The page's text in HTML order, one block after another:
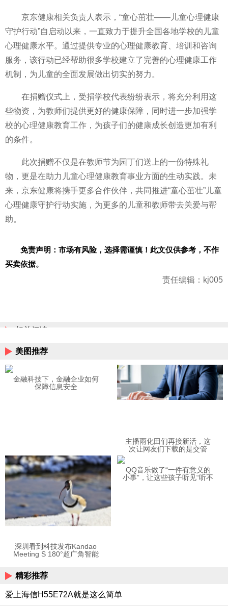
京东健康相关负责人表示，“童心茁壮——儿童心理健康
守护行动”自启动以来，一直致力于提升全国各地学校的儿童
心理健康水平。通过提供专业的心理健康教育、培训和咨询
服务，该行动已经帮助很多学校建立了完善的心理健康工作
机制，为儿童的全面发展做出切实的努力。
在捐赠仪式上，受捐学校代表纷纷表示，将充分利用这
些物资，为教师们提供更好的健康保障，同时进一步加强学
校的心理健康教育工作，为孩子们的健康成长创造更加有利
的条件。
此次捐赠不仅是在教师节为园丁们送上的一份特殊礼
物，更是在助力儿童心理健康教育事业方面的生动实践。未
来，京东健康将携手更多合作伙伴，共同推进“童心茁壮”儿童
心理健康守护行动实施，为更多的儿童和教师带去关爱与帮
助。
免责声明：市场有风险，选择需谨慎！此文仅供参考，不作
买卖依据。
责任编辑：kj005
相关阅读
美图推荐
金融科技下，金融企业如何
保障信息安全
主播雨化田们再接新活，这
次让网友们下载的是交管
深圳看到科技发布Kandao
Meeting S 180°超广角智能
QQ音乐做了“一件有意义的
小事”，让这些孩子听见“听不
精彩推荐
爱上海信H55E72A就是这么简单